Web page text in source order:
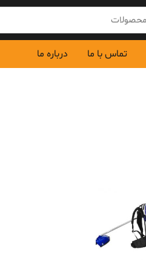
تماس با ما درباره ما